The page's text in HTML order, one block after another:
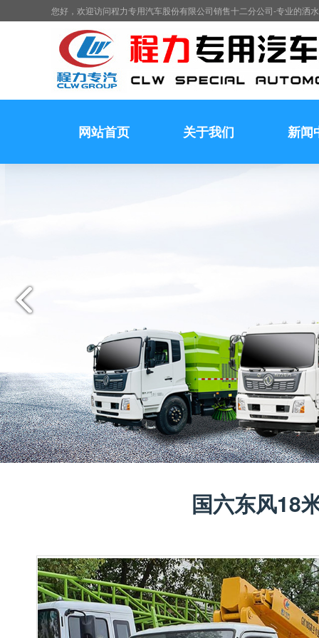
您好，欢迎访问程力专用汽车股份有限公司销售十二分公司-专业的洒
网站首页 关于我们 新闻
国六东风18